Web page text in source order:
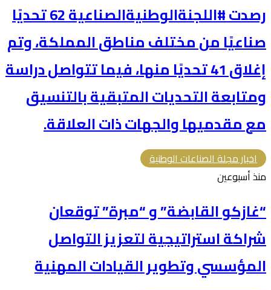
رصدت #اللجنةالوطنيةالصناعية 62 تحديًا
صناعيًا من مختلف مناطق المملكة، وتم
إغلاق 41 تحديًا منها، فيما تتواصل دراسة
ومتابعة التحديات المتبقية بالتنسيق
مع مقدميها والجهات ذات العلاقة.
اخبار مجلة الصناعات الوطنية
منذ أسبوعين
“غازكو القابضة” و “مبرة” توقعان
شراكة استراتيجية لتعزيز التواصل
المؤسسي وتطوير القيادات المهنية